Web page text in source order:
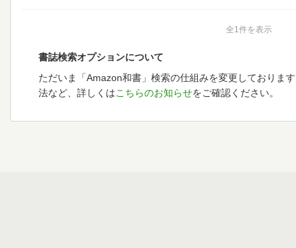
全1件を表示
書誌検索オプションについて
ただいま「Amazon和書」検索の仕組みを変更しておりま
法など、詳しくはこちらのお知らせをご確認ください。